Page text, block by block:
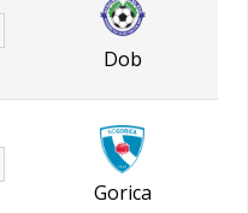
Dob
Gorica